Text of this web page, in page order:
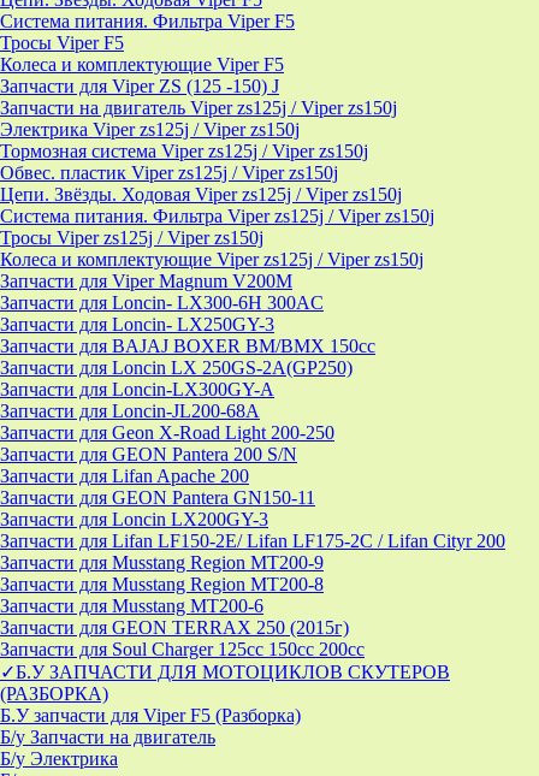
Система питания. Фильтра Viper F5
Тросы Viper F5
Колеса и комплектующие Viper F5
Запчасти для Viper ZS (125 -150) J
Запчасти на двигатель Viper zs125j / Viper zs150j
Электрика Viper zs125j / Viper zs150j
Тормозная система Viper zs125j / Viper zs150j
Обвес. пластик Viper zs125j / Viper zs150j
Цепи. Звёзды. Ходовая Viper zs125j / Viper zs150j
Система питания. Фильтра Viper zs125j / Viper zs150j
Тросы Viper zs125j / Viper zs150j
Колеса и комплектующие Viper zs125j / Viper zs150j
Запчасти для Viper Magnum V200M
Запчасти для Loncin- LX300-6H 300AC
Запчасти для Loncin- LX250GY-3
Запчасти для BAJAJ BOXER BM/ВМX 150cc
Запчасти для Loncin LX 250GS-2A(GP250)
Запчасти для Loncin-LX300GY-A
Запчасти для Loncin-JL200-68A
Запчасти для Geon X-Road Light 200-250
Запчасти для GEON Pantera 200 S/N
Запчасти для Lifan Apache 200
Запчасти для GEON Pantera GN150-11
Запчасти для Loncin LX200GY-3
Запчасти для Lifan LF150-2E/ Lifan LF175-2C / Lifan Cityr 200
Запчасти для Musstang Region MT200-9
Запчасти для Musstang Region MT200-8
Запчасти для Musstang MT200-6
Запчасти для GEON TERRAX 250 (2015г)
Запчасти для Soul Charger 125сс 150cc 200сс
✓Б.У ЗАПЧАСТИ ДЛЯ МОТОЦИКЛОВ СКУТЕРОВ
(РАЗБОРКА)
Б.У запчасти для Viper F5 (Разборка)
Б/у Запчасти на двигатель
Б/у Электрика